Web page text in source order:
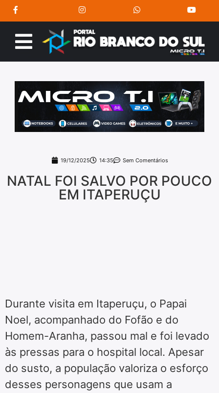
19/12/2025 14:35 Sem Comentários
NATAL FOI SALVO POR POUCO
EM ITAPERUÇU
Durante visita em Itaperuçu, o Papai
Noel, acompanhado do Fofão e do
Homem-Aranha, passou mal e foi levado
às pressas para o hospital local. Apesar
do susto, a população valoriza o esforço
desses personagens que usam a